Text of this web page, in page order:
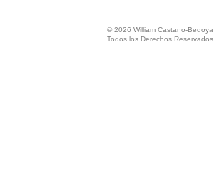
© 2026 William Castano-Bedoya
Todos los Derechos Reservados